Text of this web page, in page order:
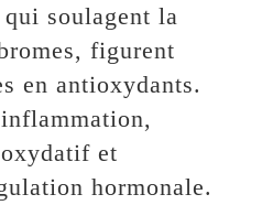
soulagent la
figurent
en antioxydants.
et
hormonale.